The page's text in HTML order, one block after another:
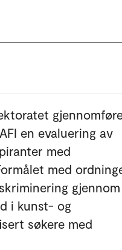
en evaluering av
med
med
i kunst- og
søkere med